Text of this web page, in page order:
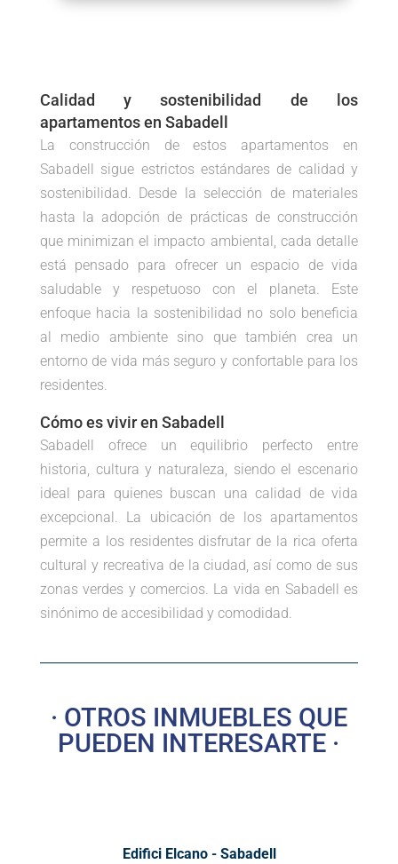
Calidad y sostenibilidad de los
apartamentos en Sabadell
La construcción de estos apartamentos en
Sabadell sigue estrictos estándares de calidad y
sostenibilidad. Desde la selección de materiales
hasta la adopción de prácticas de construcción
que minimizan el impacto ambiental, cada detalle
está pensado para ofrecer un espacio de vida
saludable y respetuoso con el planeta. Este
enfoque hacia la sostenibilidad no solo beneficia
al medio ambiente sino que también crea un
entorno de vida más seguro y confortable para los
residentes.
Cómo es vivir en Sabadell
Sabadell ofrece un equilibrio perfecto entre
historia, cultura y naturaleza, siendo el escenario
ideal para quienes buscan una calidad de vida
excepcional. La ubicación de los apartamentos
permite a los residentes disfrutar de la rica oferta
cultural y recreativa de la ciudad, así como de sus
zonas verdes y comercios. La vida en Sabadell es
sinónimo de accesibilidad y comodidad.
· OTROS INMUEBLES QUE
PUEDEN INTERESARTE ·
Edifici Elcano - Sabadell